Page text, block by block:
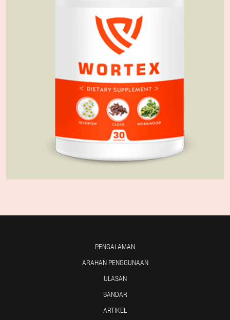
PENGALAMAN
ARAHAN PENGGUNAAN
ULASAN
BANDAR
ARTIKEL